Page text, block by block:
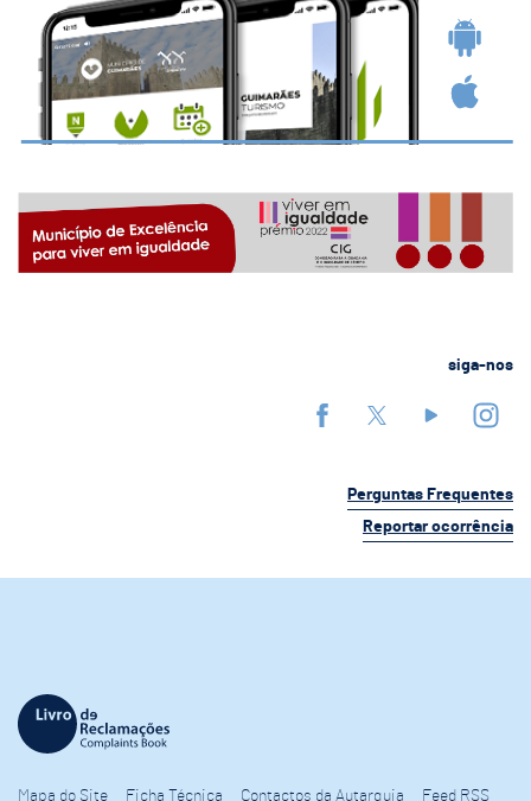
siga-nos
Perguntas Frequentes
Reportar ocorrência
Mapa do Site Ficha Técnica Contactos da Autarquia Feed RSS